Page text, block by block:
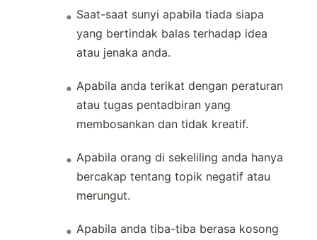
Saat-saat sunyi apabila tiada siapa
yang bertindak balas terhadap idea
atau jenaka anda.
Apabila anda terikat dengan peraturan
atau tugas pentadbiran yang
membosankan dan tidak kreatif.
Apabila orang di sekeliling anda hanya
bercakap tentang topik negatif atau
merungut.
Apabila anda tiba-tiba berasa kosong